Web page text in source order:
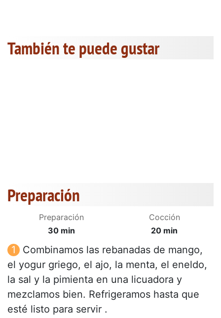
También te puede gustar
Preparación
Preparación
30 min
Cocción
20 min
Combinamos las rebanadas de mango,
el yogur griego, el ajo, la menta, el eneldo,
la sal y la pimienta en una licuadora y
mezclamos bien. Refrigeramos hasta que
esté listo para servir .